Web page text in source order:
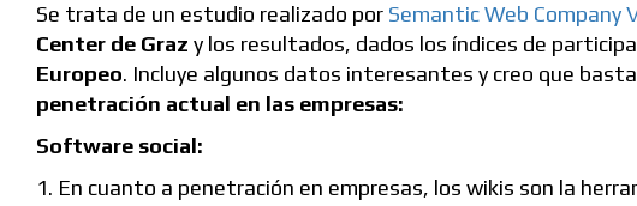
Se trata de un estudio realizado por Semantic Web Company
Center de Graz y los resultados, dados los índices de
Europeo. Incluye algunos datos interesantes y creo que
penetración actual en las empresas:
Software social:
1. En cuanto a penetración en empresas, los wikis son la